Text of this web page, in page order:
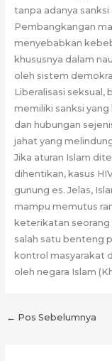
tanpa adanya
Pembangkangan
menyebabkan
khususnya dalam
oleh sistem
Liberalisasi seksual,
memiliki sanksi yang
dan hubungan
jahat yang
Jika aturan Islam
dihentikan, kasus
gunung es. Jelas,
mampu memutus
keterikatan seorang
salah satu benteng
kontrol masyarakat
oleh negara Islam
← Pos Sebelumnya